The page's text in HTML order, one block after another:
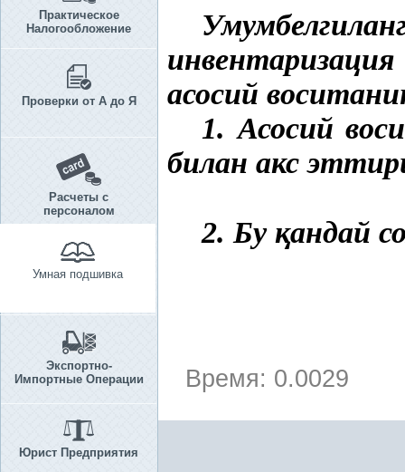
Практическое
Налогообложение
Проверки от А до Я
Расчеты с
персоналом
Умная подшивка
Экспортно-
Импортные Операции
Юрист Предприятия
асосий
1. Асосий
билан акс
2. Бу қандай
Время: 0.0029